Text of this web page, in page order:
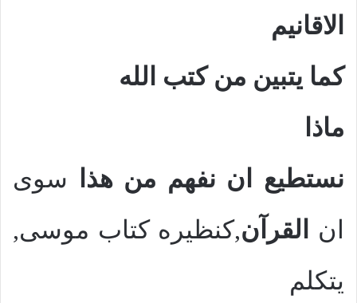
الاقانيم
كما يتبين من كتب الله
ماذا
نستطيع ان نفهم من هذا
سوى
ان
القرآن,كنظيره كتاب موسى,
يتكلم